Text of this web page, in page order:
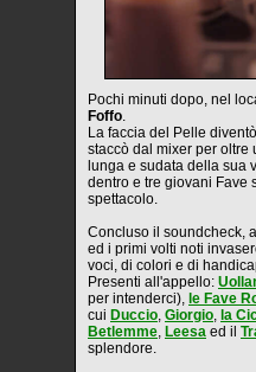
Pochi minuti dopo, nel
Foffo.
La faccia del Pelle
staccò dal mixer per oltre
lunga e sudata della sua
dentro e tre giovani Fave
spettacolo.
Concluso il soundcheck,
ed i primi volti noti
voci, di colori e di
Presenti all'appello:
per intenderci), le Fave
cui Duccio, Giorgio, la
Betlemme, Leesa ed il
splendore.